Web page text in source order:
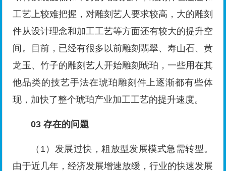
工艺上较难把握，对雕刻艺人要求较高，大的雕刻
件从设计理念和加工工艺等方面还有较大的提升空
间。目前，已经有很多以前雕刻翡翠、寿山石、黄
龙玉、竹子的雕刻艺人开始雕刻琥珀，一些用在其
他品类的技艺手法在琥珀雕刻件上逐渐都有些体
现，加快了整个琥珀产业加工工艺的提升速度。
03存在的问题
（1）发展过快，粗放型发展模式急需转型。
由于近几年，经济发展增速放缓，行业的快速发展